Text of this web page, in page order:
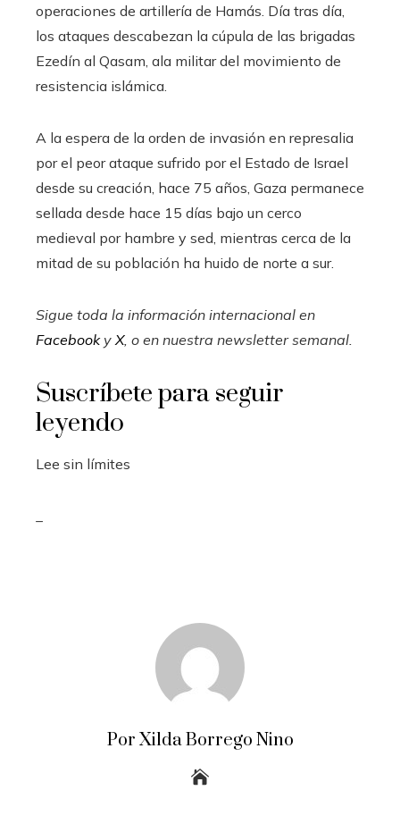
operaciones de artillería de Hamás. Día tras día,
los ataques descabezan la cúpula de las brigadas
Ezedín al Qasam, ala militar del movimiento de
resistencia islámica.
A la espera de la orden de invasión en represalia
por el peor ataque sufrido por el Estado de Israel
desde su creación, hace 75 años, Gaza permanece
sellada desde hace 15 días bajo un cerco
medieval por hambre y sed, mientras cerca de la
mitad de su población ha huido de norte a sur.
Sigue toda la información internacional en
Facebooky X, o en nuestra newsletter semanal
Suscríbete para seguir
leyendo
Lee sin límites
Por Xilda Borrego Nino